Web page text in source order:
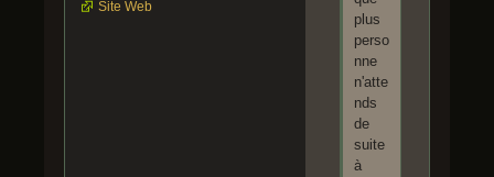
Site Web
plus
perso
nne
n'atte
nds
de
suite
à